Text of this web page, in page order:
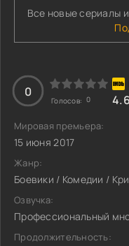
Все новые сериалы
0
Голосов: 0 4.6
Мировая премьера:
15 июня 2017
Жанр:
Боевики / Комедии /
Озвучка:
Профессиональный
Продолжительность: